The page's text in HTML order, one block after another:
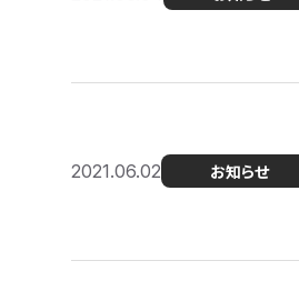
2021.06.02 お知らせ